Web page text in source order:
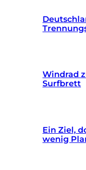
Windrad
Surfbrett
Ein Ziel,
wenig